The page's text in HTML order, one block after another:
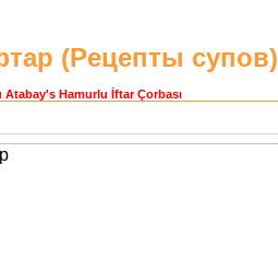
(Pецепты супов)
Atabay's Hamurlu İftar Çorbası